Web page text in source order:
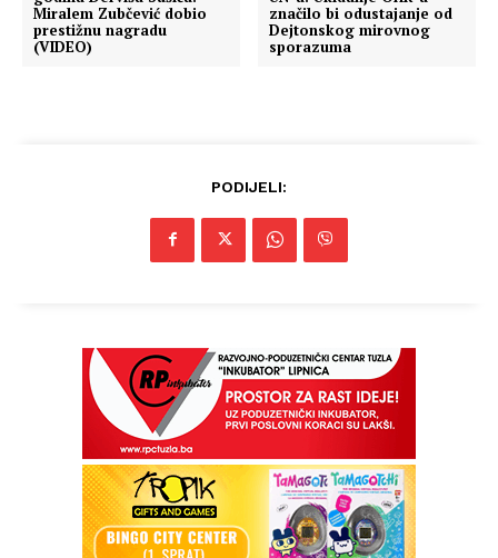
Miralem Zubčević dobio
prestižnu nagradu
(VIDEO)
značilo bi odustajanje od
Dejtonskog mirovnog
sporazuma
PODIJELI: